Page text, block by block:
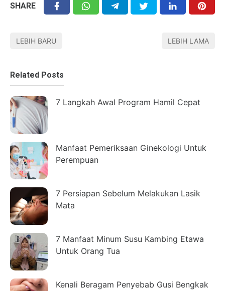
SHARE
LEBIH BARU LEBIH LAMA
Related Posts
7 Langkah Awal Program Hamil Cepat
Manfaat Pemeriksaan Ginekologi Untuk
Perempuan
7 Persiapan Sebelum Melakukan Lasik
Mata
7 Manfaat Minum Susu Kambing Etawa
Untuk Orang Tua
Kenali Beragam Penyebab Gusi Bengkak